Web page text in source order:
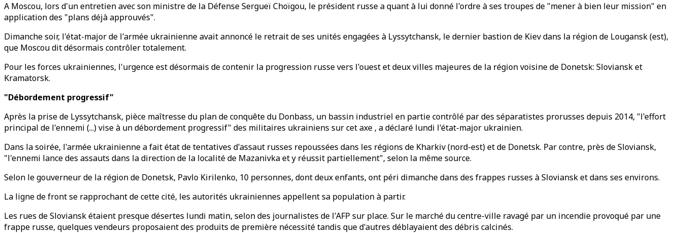
A Moscou, lors d'un entretien avec son ministre de la Défense Sergueï Choïgou, le président russe a quant à lui donné l'ordre à ses troupes de "mener à bien leur mission" en
application des "plans déjà approuvés".
Dimanche soir, l'état-major de l'armée ukrainienne avait annoncé le retrait de ses unités engagées à Lyssytchansk, le dernier bastion de Kiev dans la région de Lougansk (est),
que Moscou dit désormais contrôler totalement.
Pour les forces ukrainiennes, l'urgence est désormais de contenir la progression russe vers l'ouest et deux villes majeures de la région voisine de Donetsk: Sloviansk et
Kramatorsk.
"Débordement progressif"
Après la prise de Lyssytchansk, pièce maîtresse du plan de conquête du Donbass, un bassin industriel en partie contrôlé par des séparatistes prorusses depuis 2014, "l'effort
principal de l'ennemi (...) vise à un débordement progressif" des militaires ukrainiens sur cet axe , a déclaré lundi l'état-major ukrainien.
Dans la soirée, l'armée ukrainienne a fait état de tentatives d'assaut russes repoussées dans les régions de Kharkiv (nord-est) et de Donetsk. Par contre, près de Sloviansk,
"l'ennemi lance des assauts dans la direction de la localité de Mazanivka et y réussit partiellement", selon la même source.
Selon le gouverneur de la région de Donetsk, Pavlo Kirilenko, 10 personnes, dont deux enfants, ont péri dimanche dans des frappes russes à Sloviansk et dans ses environs.
La ligne de front se rapprochant de cette cité, les autorités ukrainiennes appellent sa population à partir.
Les rues de Sloviansk étaient presque désertes lundi matin, selon des journalistes de l'AFP sur place. Sur le marché du centre-ville ravagé par un incendie provoqué par une
frappe russe, quelques vendeurs proposaient des produits de première nécessité tandis que d'autres déblayaient des débris calcinés.